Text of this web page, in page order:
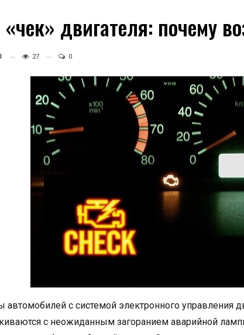
«чек» двигателя: почему
27 0
автомобилей с системой электронного управления
с неожиданным загоранием аварийной